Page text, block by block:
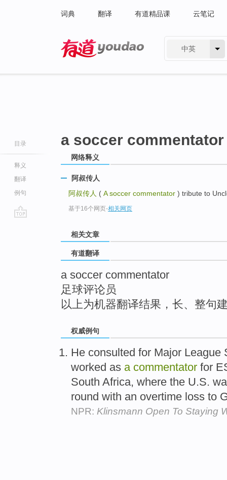
词典 翻译 有道精品课 云笔记
中英
目录
释义
翻译
例句
a soccer commentator
网络释义
阿叔传人
阿叔传人 ( A soccer commentator ) tribute to
基于16个网页-相关网页
相关文章
有道翻译
a soccer commentator
足球评论员
以上为机器翻译结果，长、整句
权威例句
He consulted for Major League
worked as a commentator for
South Africa, where the U.S.
round with an overtime loss to
NPR: Klinsmann Open To Staying